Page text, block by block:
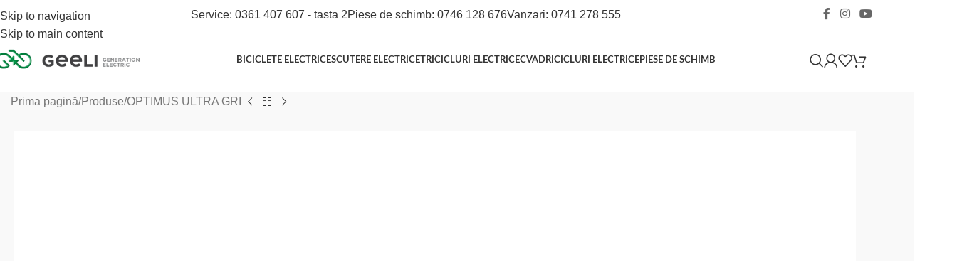
Skip to navigation
Skip to main content
Service: 0361 407 607 - tasta 2Piese de schimb: 0746 128 676Vanzari: 0741 278 555
BICICLETE ELECTRICESCUTERE ELECTRICETRICICLURI ELECTRICECVADRICICLURI ELECTRICEPIESE DE SCHIMB
Prima pagină Produse OPTIMUS ULTRA GRI